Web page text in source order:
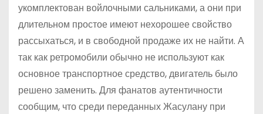
укомплектован войлочными сальниками, а они при
длительном простое имеют нехорошее свойство
рассыхаться, и в свободной продаже их не найти. А
так как ретромобили обычно не используют как
основное транспортное средство, двигатель было
решено заменить. Для фанатов аутентичности
сообщим, что среди переданных Жасулану при